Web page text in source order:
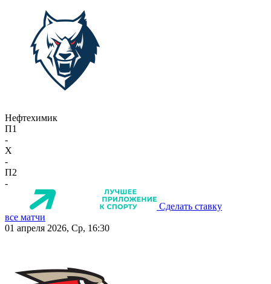
Нефтехимик
П1
-
X
-
П2
-
Сделать ставку
все матчи
01 апреля 2026, Ср, 16:30